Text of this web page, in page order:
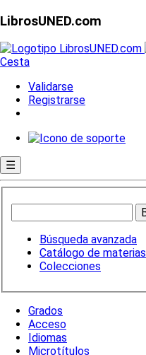
LibrosUNED.com
Cesta
Validarse
Registrarse
☰
Búsqueda avanzada
Catálogo de materias
Colecciones
Grados
Acceso
Idiomas
Microtítulos